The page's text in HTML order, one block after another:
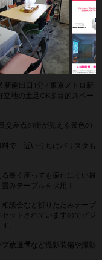
新南出口1分 / 東京メトロ新
立地の土足OK多目的スペー
交差点の街が見える景色の
で、近いうちにバリスタも
長く座っても疲れにくい最
みテーブルを採用！
談会など折りたたみテーブ
ットされていますのでビジ
。
放送🎥など撮影装備や撮影